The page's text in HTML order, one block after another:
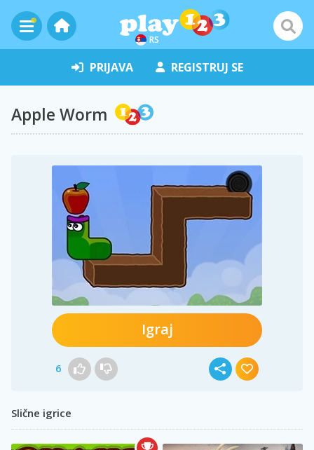
RS
PRIJAVA REGISTRUJ SE
Apple Worm
Igraj
6
Slične igrice